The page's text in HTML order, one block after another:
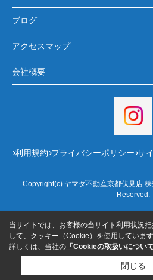
ブログ
アクセスマップ
会社概要
利用規約 プライバシーポリシー サ
Copyright(c) ヤマダ不動産京都伏見店
Reserved.
当サイトでは、お客様の当サイト利用状況
して、クッキー（Cookie）を使用しています
詳しくは、当社の 「Cookieの取扱いについて
閉じる